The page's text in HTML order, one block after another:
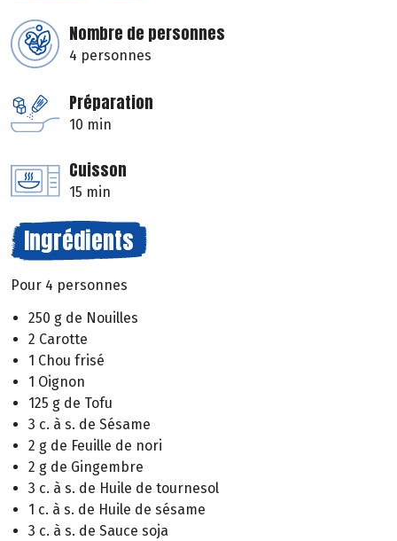
Nombre de personnes
4 personnes
Préparation
10 min
Cuisson
15 min
Ingrédients
Pour 4 personnes
250 g de Nouilles
2 Carotte
1 Chou frisé
1 Oignon
125 g de Tofu
3 c. à s. de Sésame
2 g de Feuille de nori
2 g de Gingembre
3 c. à s. de Huile de tournesol
1 c. à s. de Huile de sésame
3 c. à s. de Sauce soja